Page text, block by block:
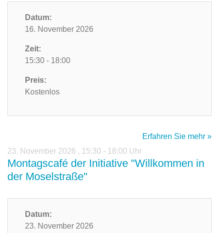
Datum:
16. November 2026
Zeit:
15:30 - 18:00
Preis:
Kostenlos
Erfahren Sie mehr »
23. November 2026 , 15:30 - 18:00 Uhr
Montagscafé der Initiative "Willkommen in
der Moselstraße"
Datum:
23. November 2026